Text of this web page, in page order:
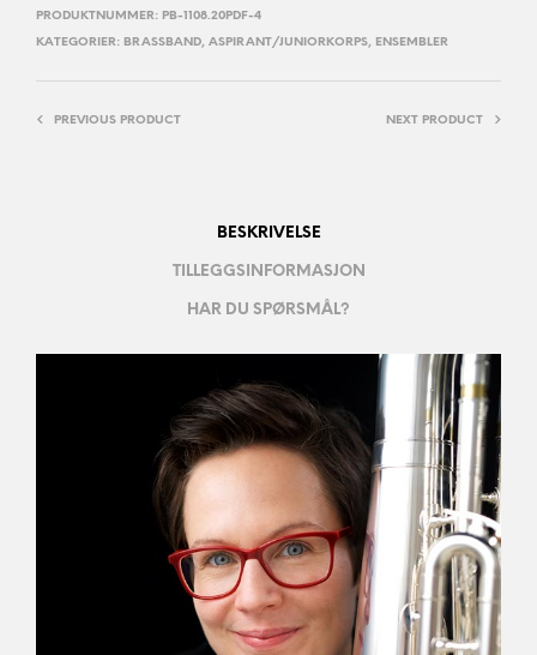
PRODUKTNUMMER: PB-1108.20PDF-4
KATEGORIER: BRASSBAND, ASPIRANT/JUNIORKORPS, ENSEMBLER
PREVIOUS PRODUCT NEXT PRODUCT
BESKRIVELSE
TILLEGGSINFORMASJON
HAR DU SPØRSMÅL?